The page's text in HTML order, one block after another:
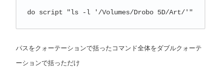
do script "ls -l '/Volumes/Drobo 5D/Art/'"
パスをクォーテーションで括ったコマンド全体をダブルクォーテ
ーションで括っただけ